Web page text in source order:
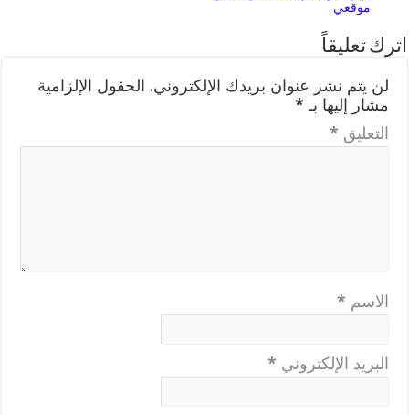
موقعي
اترك تعليقاً
لن يتم نشر عنوان بريدك الإلكتروني. الحقول الإلزامية
مشار إليها بـ*
التعليق *
الاسم *
البريد الإلكتروني *